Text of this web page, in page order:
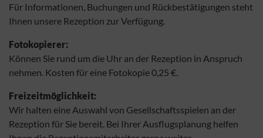
Für Informationen, Buchungen und Rückbestätigungen steht
Ihnen unsere Rezeption zur Verfügung.
Fotokopierer:
Können Sie rund um die Uhr an der Rezeption in Anspruch
nehmen. Kosten für eine Fotokopie 0,25 €.
Freizeitmöglichkeit:
Wir halten eine Auswahl von Gesellschaftsspielen an der
Rezeption für Sie bereit. Bei Ihrer Ausflugsplanung helfen